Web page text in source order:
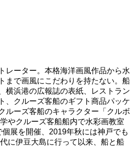
レーター。本格海洋画風作品から水
まで画風にこだわりを持たない。船
横浜港の広報誌の表紙、レストラン
、クルーズ客船のギフト商品パッケ
ルーズ客船のキャラクター「クルボ
やクルーズ客船船内で水彩画教室
展を開催、2019年秋には神戸でも
に伊豆大島に行って以来、船と船